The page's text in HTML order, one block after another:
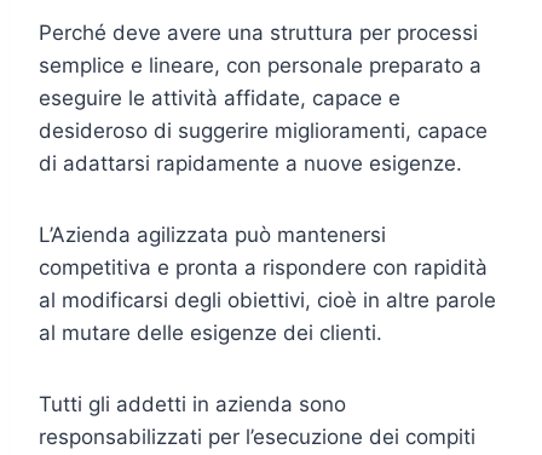
Perché deve avere una struttura per processi
semplice e lineare, con personale preparato a
eseguire le attività affidate, capace e
desideroso di suggerire miglioramenti, capace
di adattarsi rapidamente a nuove esigenze.
L’Azienda agilizzata può mantenersi
competitiva e pronta a rispondere con rapidità
al modificarsi degli obiettivi, cioè in altre parole
al mutare delle esigenze dei clienti.
Tutti gli addetti in azienda sono
responsabilizzati per l’esecuzione dei compiti